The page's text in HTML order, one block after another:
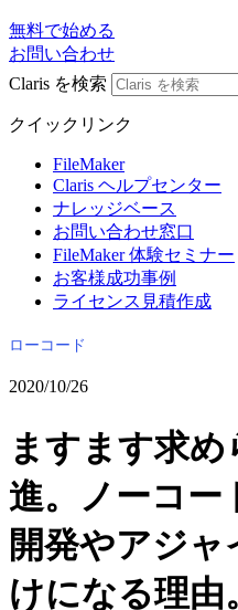
無料で始める
お問い合わせ
Claris を検索
クイックリンク
FileMaker
Claris ヘルプセンター
ナレッジベース
お問い合わせ窓口
FileMaker 体験セミナー
お客様成功事例
ライセンス見積作成
ローコード
2020/10/26
ますます求
進。ノーコー
開発やアジ
けになる理由